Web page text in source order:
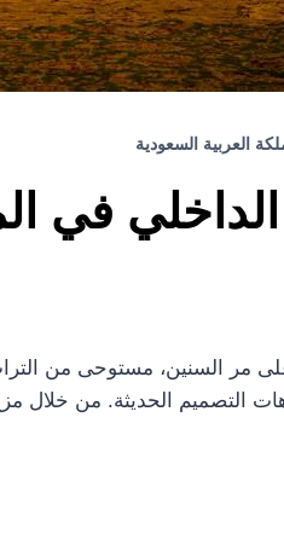
العربية السعودية
في
السنين، مستوحى من التراث
التصميم الحديثة. من